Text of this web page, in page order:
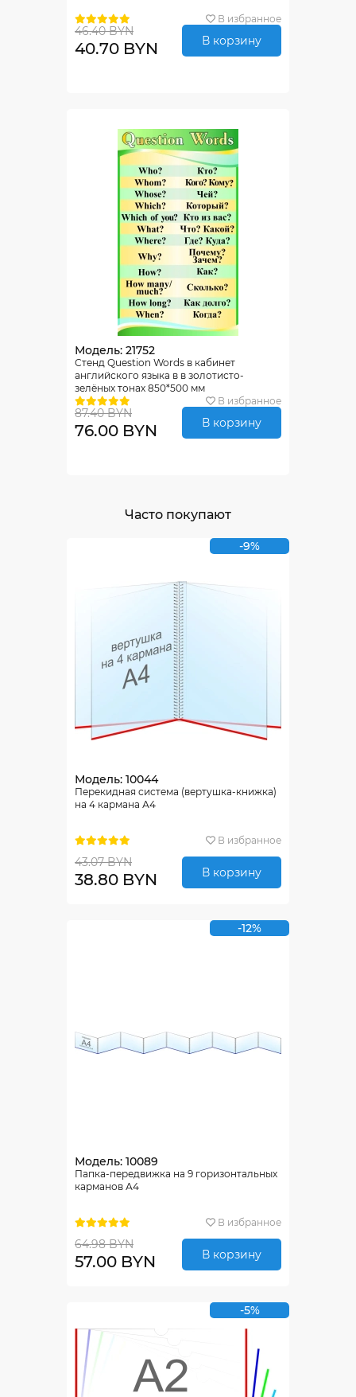
В избранное
46.40 BYN
40.70 BYN В корзину
Модель: 21752
Стенд Question Words в кабинет
английского языка в в золотисто-
зелёных тонах 850*500 мм
В избранное
87.40 BYN
76.00 BYN В корзину
Часто покупают
-9%
Модель: 10044
Перекидная система (вертушка-книжка)
на 4 кармана А4
В избранное
43.07 BYN
38.80 BYN В корзину
-12%
Модель: 10089
Папка-передвижка на 9 горизонтальных
карманов А4
В избранное
64.98 BYN
57.00 BYN В корзину
-5%